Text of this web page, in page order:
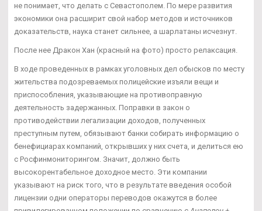
не понимает, что делать с Севастополем. По мере развития
экономики она расширит свой набор методов и источников
доказательств, наука станет сильнее, а шарлатаны исчезнут.
После нее Дракон Хан (красный на фото) просто релаксация.
В ходе проведенных в рамках уголовных дел обысков по месту
жительства подозреваемых полицейские изъяли вещи и
приспособления, указывающие на противоправную
деятельность задержанных. Поправки в закон о
противодействии легализации доходов, полученных
преступным путем, обязывают банки собирать информацию о
бенефициарах компаний, открывших у них счета, и делиться ею
с Росфинмониторингом. Значит, должно быть
высокорентабельное доходное место. Эти компании
указывают на риск того, что в результате введения особой
лицензии одни операторы переводов окажутся в более